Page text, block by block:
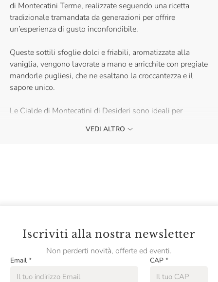
di Montecatini Terme, realizzate seguendo una ricetta
tradizionale tramandata da generazioni per offrire
un’esperienza di gusto inconfondibile.
Queste sottili sfoglie dolci e friabili, aromatizzate alla
vaniglia, vengono lavorate a mano e arricchite con pregiate
mandorle pugliesi, che ne esaltano la croccantezza e il
sapore unico.
Le Cialde di Montecatini di Desideri sono ideali per
pausa tè. Acquistale e vivi il gusto della tradizione
VEDI ALTRO
Iscriviti alla nostra newsletter
Non perderti novità, offerte ed eventi.
Email * CAP *